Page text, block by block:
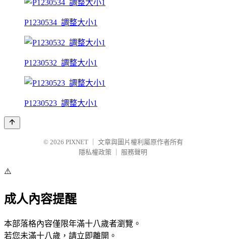
P1230534_調整大小1
P1230532_調整大小1
P1230523_調整大小1
© 2026 PIXNET
文章與圖片權利屬原作者所有
隱私權政策
服務聲明
⚠️
成人內容提醒
本部落格內容僅限年滿十八歲者瀏覽。
若您未滿十八歲，請立即離開。